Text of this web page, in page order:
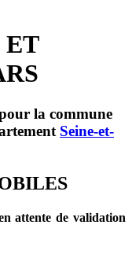
ET
la commune
Seine-et-
attente de validation